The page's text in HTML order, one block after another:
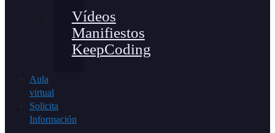
Vídeos
Manifiestos
KeepCoding
Aula
virtual
Solicita
Información